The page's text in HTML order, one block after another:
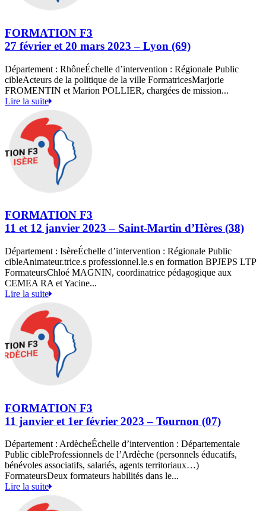
FORMATION F3
27 février et 20 mars 2023 – Lyon (69)
Département : RhôneÉchelle d’intervention : Régionale Public
cibleActeurs de la politique de la ville FormatricesMarjorie
FROMENTIN et Marion POLLIER, chargées de mission...
Lire la suite
FORMATION F3
11 et 12 janvier 2023 – Saint-Martin d’Hères (38)
Département : IsèreÉchelle d’intervention : Régionale Public
cibleAnimateur.trice.s professionnel.le.s en formation BPJEPS LTP
FormateursChloé MAGNIN, coordinatrice pédagogique aux
CEMEA RA et Yacine...
Lire la suite
FORMATION F3
11 janvier et 1er février 2023 – Tournon (07)
Département : ArdècheÉchelle d’intervention : Départementale
Public cibleProfessionnels de l’Ardèche (personnels éducatifs,
bénévoles associatifs, salariés, agents territoriaux…)
FormateursDeux formateurs habilités dans le...
Lire la suite